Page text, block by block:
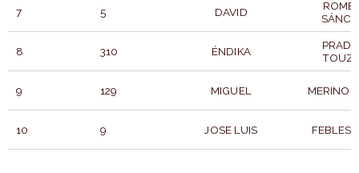
7 5 DAVID
8 310 ÉNDIKA
9 129 MIGUEL MERINO
10 9 JOSE LUIS FEBLES